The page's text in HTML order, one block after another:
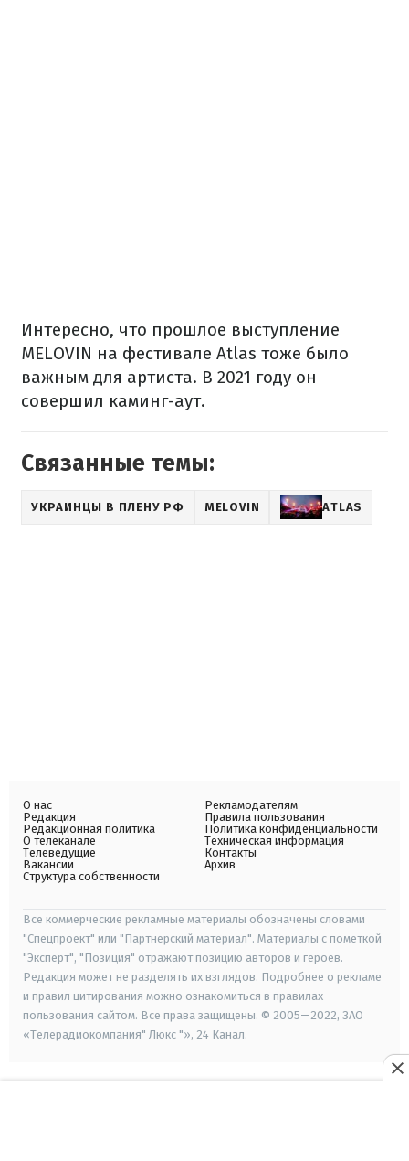
Интересно, что прошлое выступление
MELOVIN на фестивале Atlas тоже было
важным для артиста. В 2021 году он
совершил каминг-аут.
Связанные темы:
УКРАИНЦЫ В ПЛЕНУ РФ MELOVIN ATLAS
О нас
Редакция
Редакционная политика
О телеканале
Телеведущие
Вакансии
Структура собственности
Рекламодателям
Правила пользования
Политика конфиденциальности
Техническая информация
Контакты
Архив
Все коммерческие рекламные материалы обозначены словами
"Спецпроект" или "Партнерский материал". Материалы с пометкой
"Эксперт", "Позиция" отражают позицию авторов и героев.
Редакция может не разделять их взглядов. Подробнее о рекламе
и правил цитирования можно ознакомиться в правилах
пользования сайтом. Все права защищены. © 2005—2022, ЗАО
«Телерадиокомпания" Люкс "», 24 Канал.